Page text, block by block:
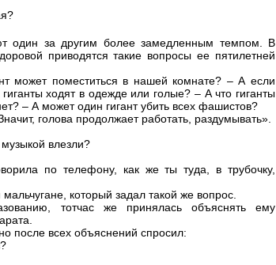
один за другим более замедленным темпом. В
приводятся такие вопросы ее пятилетней
может поместиться в нашей комнате? – А если
ходят в одежде или голые? – А что гиганты
– А может один гигант убить всех фашистов?
голова продолжает работать, раздумывать».
влезли?
по телефону, как же ты туда, в трубочку,
который задал такой же вопрос.
тотчас же принялась объяснять ему
после всех объяснений спросил: